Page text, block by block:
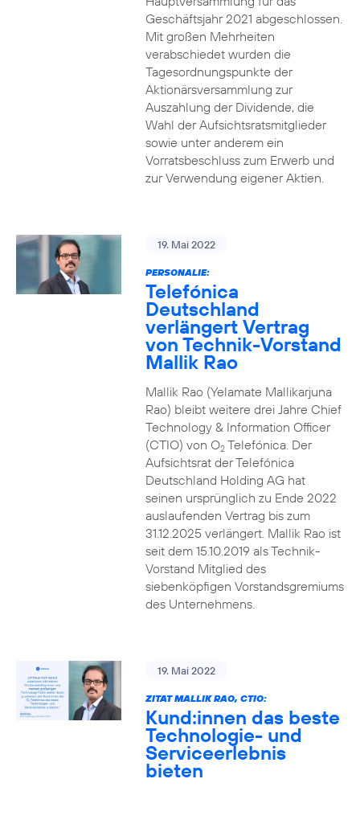
Geschäftsjahr 2021 abgeschlossen.
Mit großen Mehrheiten
verabschiedet wurden die
Tagesordnungspunkte der
Aktionärsversammlung zur
Auszahlung der Dividende, die
Wahl der Aufsichtsratsmitglieder
sowie unter anderem ein
Vorratsbeschluss zum Erwerb und
zur Verwendung eigener Aktien.
19. Mai 2022
PERSONALIE:
Telefónica
Deutschland
verlängert Vertrag
von Technik-Vorstand
Mallik Rao
Mallik Rao (Yelamate Mallikarjuna
Rao) bleibt weitere drei Jahre Chief
Technology & Information Officer
(CTIO) von O2Telefónica. Der
Aufsichtsrat der Telefónica
Deutschland Holding AG hat
seinen ursprünglich zu Ende 2022
auslaufenden Vertrag bis zum
31.12.2025 verlängert. Mallik Rao ist
seit dem 15.10.2019 als Technik-
Vorstand Mitglied des
siebenköpfigen Vorstandsgremiums
des Unternehmens.
19. Mai 2022
ZITAT MALLIK RAO, CTIO:
Kund:innen das beste
Technologie- und
Serviceerlebnis
bieten